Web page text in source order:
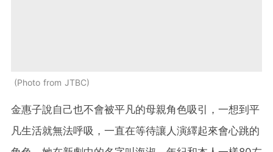
Photo from JTBC
金惠子說自己也不會被平凡的母親角色吸引，一想到平
凡生活就無法呼吸，一直在等待讓人演繹起來會心跳的